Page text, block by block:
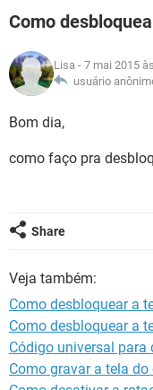
INSTAGRAM
GUIA DE COMPRAS
INSTAGRAM
GUIA DE COMPRAS
JOGOS
CELULAR
OUTLOOK
INSTAGRAM
JOGOS
CELULAR
OUTLOOK
INSTAGRAM
GLOSSÁRIO
JOGOS
GUIA DE COMPRAS
Como
Lisa - 7 mai 2015
usuário
Bom dia,
como faço pra
Share
Veja também:
Como desbloquear a
Como desbloquear a
Código universal para
Como gravar a tela